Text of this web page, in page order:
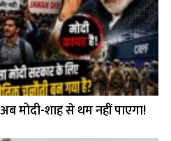
मोदी-शाह से थम नहीं पाएगा!